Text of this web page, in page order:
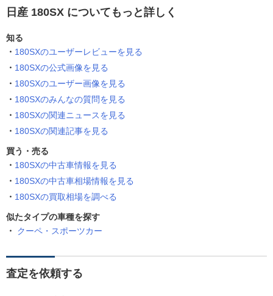
日産 180SX についてもっと詳しく
知る
180SXのユーザーレビューを見る
180SXの公式画像を見る
180SXのユーザー画像を見る
180SXのみんなの質問を見る
180SXの関連ニュースを見る
180SXの関連記事を見る
買う・売る
180SXの中古車情報を見る
180SXの中古車相場情報を見る
180SXの買取相場を調べる
似たタイプの車種を探す
クーペ・スポーツカー
査定を依頼する